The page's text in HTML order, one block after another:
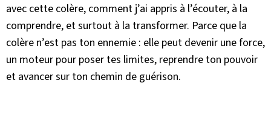
avec cette colère, comment j’ai appris à l’écouter, à la
comprendre, et surtout à la transformer. Parce que la
colère n’est pas ton ennemie : elle peut devenir une force,
un moteur pour poser tes limites, reprendre ton pouvoir
et avancer sur ton chemin de guérison.